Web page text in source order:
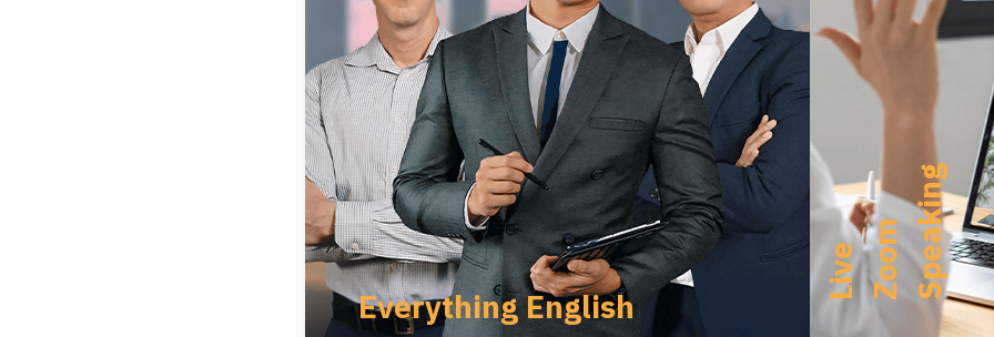
Everything English
U
n
li
m
i
t
e
d
L
i
ve
Z
o
o m
S
pe
a
k
i
n g